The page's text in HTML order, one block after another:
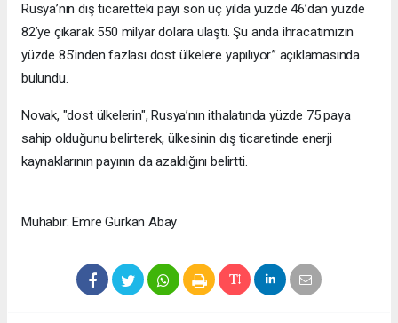
Rusya’nın dış ticaretteki payı son üç yılda yüzde 46’dan yüzde
82’ye çıkarak 550 milyar dolara ulaştı. Şu anda ihracatımızın
yüzde 85’inden fazlası dost ülkelere yapılıyor.” açıklamasında
bulundu.
Novak, "dost ülkelerin", Rusya’nın ithalatında yüzde 75 paya
sahip olduğunu belirterek, ülkesinin dış ticaretinde enerji
kaynaklarının payının da azaldığını belirtti.
Muhabir: Emre Gürkan Abay